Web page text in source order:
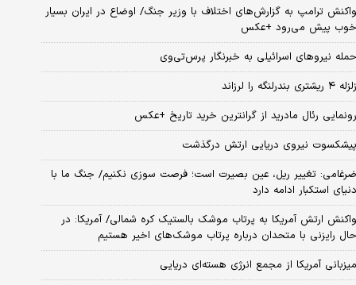
واکنش ترامپ به گزارش‌های اختلاف با وزیر جنگ/ اوضاع در ایران بسیار
خوب پیش می‌رود +عکس
حمله نیروهای اسرائیلی به خبرنگار پرس‌تی‌وی
زلزله ۴ ریشتری بندرلنگه را لرزاند
رونمایی رئال مادرید از گرانترین خرید تاریخ +عکس
پیشکسوت نیروی دریایی ارتش درگذشت
ضرغامی: تغییر ریل، عین بصیرت است؛ فرصت سوزی نکنیم/ جنگ ما با
دنیای استکبار ادامه دارد
واکنش ارتش آمریکا به پرتاب موشک بالستیک کره شمالی/ آمریکا: در
حال رایزنی با متحدان درباره پرتاب موشک‌های اخیر هستیم
میزبانی آمریکا از مجمع انرژی هسته‌ای دریایی